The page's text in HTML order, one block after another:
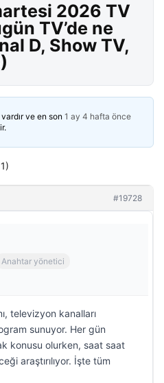
2026 TV
TV’de ne
D, Show TV,
ve en son 1 ay 4 hafta önce
#19728
Anahtar yönetici
televizyon kanalları
sunuyor. Her gün
konusu olurken, saat saat
araştırılıyor. İşte tüm